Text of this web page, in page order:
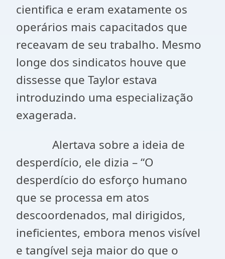
cientifica e eram exatamente os
operários mais capacitados que
receavam de seu trabalho. Mesmo
longe dos sindicatos houve que
dissesse que Taylor estava
introduzindo uma especialização
exagerada.
Alertava sobre a ideia de
desperdício, ele dizia – “O
desperdício do esforço humano
que se processa em atos
descoordenados, mal dirigidos,
ineficientes, embora menos visível
e tangível seja maior do que o